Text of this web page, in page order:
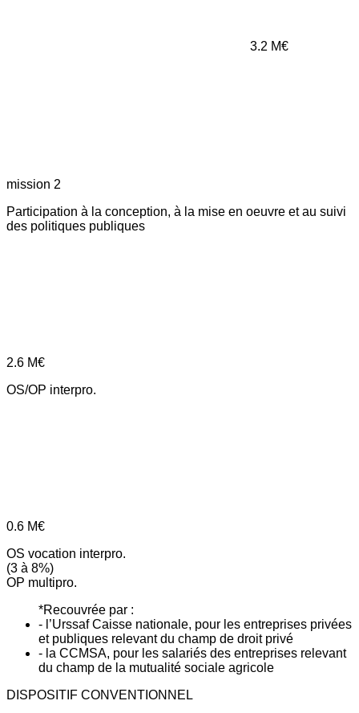
3.2 M€
mission 2
Participation à la conception, à la mise en oeuvre et au suivi
des politiques publiques
2.6 M€
OS/OP interpro.
0.6 M€
OS vocation interpro.
(3 à 8%)
OP multipro.
*Recouvrée par :
- l’Urssaf Caisse nationale, pour les entreprises privées
et publiques relevant du champ de droit privé
- la CCMSA, pour les salariés des entreprises relevant
du champ de la mutualité sociale agricole
DISPOSITIF CONVENTIONNEL